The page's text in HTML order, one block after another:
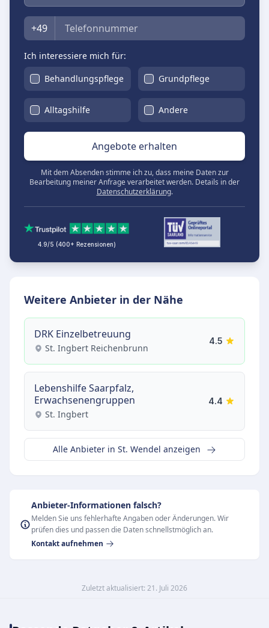
Telefon
+49
Ich interessiere mich für:
Behandlungspflege
Grundpflege
Alltagshilfe Andere
Angebote erhalten
Mit dem Absenden stimme ich zu, dass meine Daten zur
Bearbeitung meiner Anfrage verarbeitet werden. Details in der
Datenschutzerklärung.
4.9/5 (400+ Rezensionen)
Weitere Anbieter in der Nähe
DRK Einzelbetreuung
St. Ingbert Reichenbrunn
4.5
Lebenshilfe Saarpfalz,
Erwachsenengruppen
St. Ingbert
4.4
Alle Anbieter in St. Wendel anzeigen
Anbieter-Informationen falsch?
Melden Sie uns fehlerhafte Angaben oder Änderungen. Wir
prüfen dies und passen die Daten schnellstmöglich an.
Kontakt aufnehmen
Zuletzt aktualisiert: 21. Juli 2026